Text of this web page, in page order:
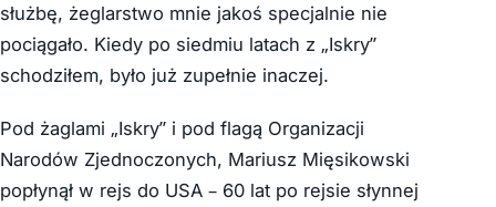
służbę, żeglarstwo mnie jakoś specjalnie nie
pociągało. Kiedy po siedmiu latach z „Iskry”
schodziłem, było już zupełnie inaczej.
Pod żaglami „Iskry” i pod flagą Organizacji
Narodów Zjednoczonych, Mariusz Mięsikowski
popłynął w rejs do USA – 60 lat po rejsie słynnej